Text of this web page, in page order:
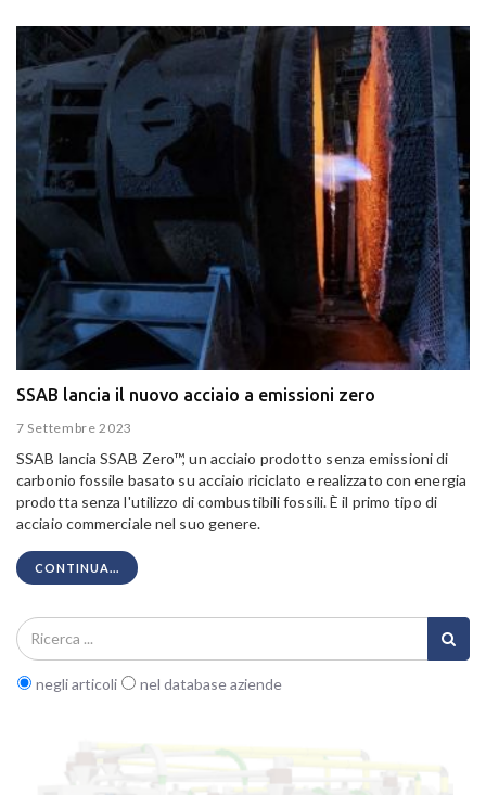
SSAB lancia il nuovo acciaio a emissioni zero
7 Settembre 2023
SSAB lancia SSAB Zero™, un acciaio prodotto senza emissioni di
carbonio fossile basato su acciaio riciclato e realizzato con energia
prodotta senza l'utilizzo di combustibili fossili. È il primo tipo di
acciaio commerciale nel suo genere.
CONTINUA...
negli articoli nel database aziende